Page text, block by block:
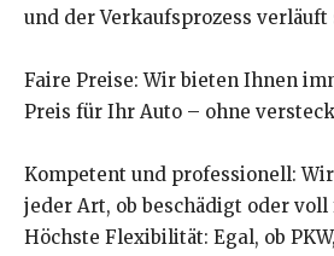
und der Verkaufsprozess
Faire Preise: Wir bieten Ihnen
Preis für Ihr Auto – ohne
Kompetent und professionell:
jeder Art, ob beschädigt oder
Höchste Flexibilität: Egal, ob